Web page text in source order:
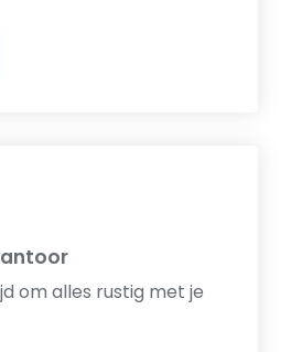
om alles rustig met je